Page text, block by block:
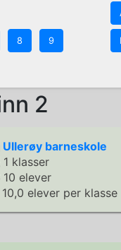
8 9
2
Ullerøy barneskole
1 klasser
10 elever
10,0 elever per klasse